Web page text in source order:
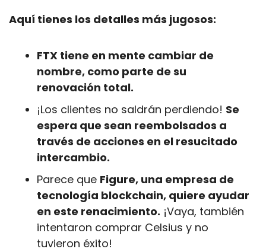
Aquí tienes los detalles más jugosos:
FTX tiene en mente cambiar de
nombre, como parte de su
renovación total.
¡Los clientes no saldrán perdiendo! Se
espera que sean reembolsados a
través de acciones en el resucitado
intercambio.
Parece que Figure, una empresa de
tecnología blockchain, quiere ayudar
en este renacimiento. ¡Vaya, también
intentaron comprar Celsius y no
tuvieron éxito!